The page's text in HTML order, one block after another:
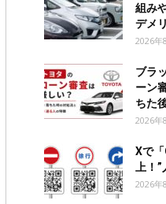
組み
デメ
2026年
ブラ
ーン
ちた
2026年
Xで
上！”
2026年